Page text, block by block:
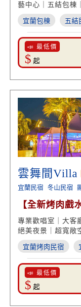
藝中心｜五結包棟
宜蘭包棟 五結
📣 最低價
$ 起
雲舞間Villa
宜蘭民宿 冬山民宿
【全新烤肉戲
景 絕美景致】
專業歡唱室｜大客
絕美夜景｜超寬敞
｜精緻住宿
宜蘭烤肉民宿
📣 最低價
$ 起